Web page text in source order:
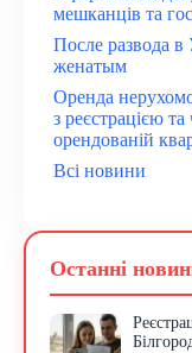
мешканців та
После развода в
женатым
Оренда
з реєстрацією
орендованій
Всі новини
Останні